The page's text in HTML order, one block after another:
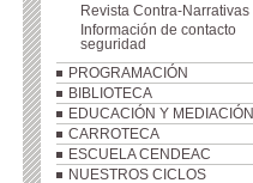
Revista Contra-Narrativas
Información de contacto
seguridad
PROGRAMACIÓN
BIBLIOTECA
EDUCACIÓN Y MEDIACIÓN
CARROTECA
ESCUELA CENDEAC
NUESTROS CICLOS